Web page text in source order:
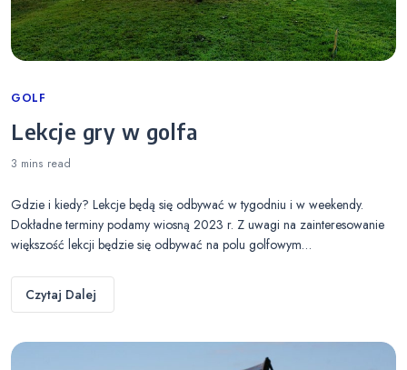
Categories
GOLF
Lekcje gry w golfa
3 mins read
Gdzie i kiedy? Lekcje będą się odbywać w tygodniu i w weekendy.
Dokładne terminy podamy wiosną 2023 r. Z uwagi na zainteresowanie
większość lekcji będzie się odbywać na polu golfowym…
Czytaj Dalej